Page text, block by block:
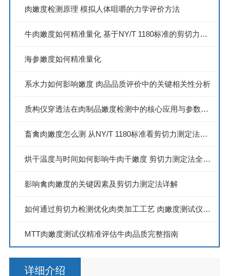
肉嫩度检测原理 模拟人体咀嚼的力学评价方法
牛肉嫩度如何精准量化 基于NY/T 1180标准的剪切力测定法
海参嫩度如何精准量化
系水力如何影响嫩度 肉品品质评价中的关键相关性分析
质构仪穿透法在肉制品嫩度检测中的核心应用与参数解读
畜禽肉嫩度怎么测 从NY/T 1180标准看剪切力测定法的完整操作流程
烘干温度与时间如何影响牛肉干嫩度 剪切力测定法全解析
影响禽肉嫩度的关键因素及剪切力测定法详解
如何通过剪切力检测优化肉类加工工艺 肉嫩度测试仪应用指南
MTT肉嫩度测试仪精准评估牛肉品质完整指南
详细介绍